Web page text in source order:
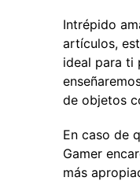
Intrépido
artículos,
ideal para ti
de objetos
En caso de
Gamer
más